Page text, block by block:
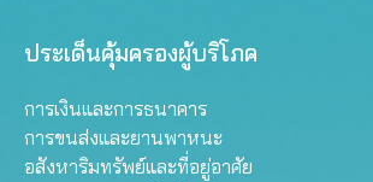
ประเด็นคุ้มครองผู้บริโภค
การเงินและการธนาคาร
การขนส่งและยานพาหนะ
อสังหาริมทรัพย์และที่อยู่อาศัย